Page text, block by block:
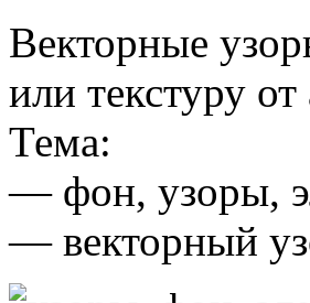
Векторные
или текстуру
Тема:
— фон, узоры,
— векторный